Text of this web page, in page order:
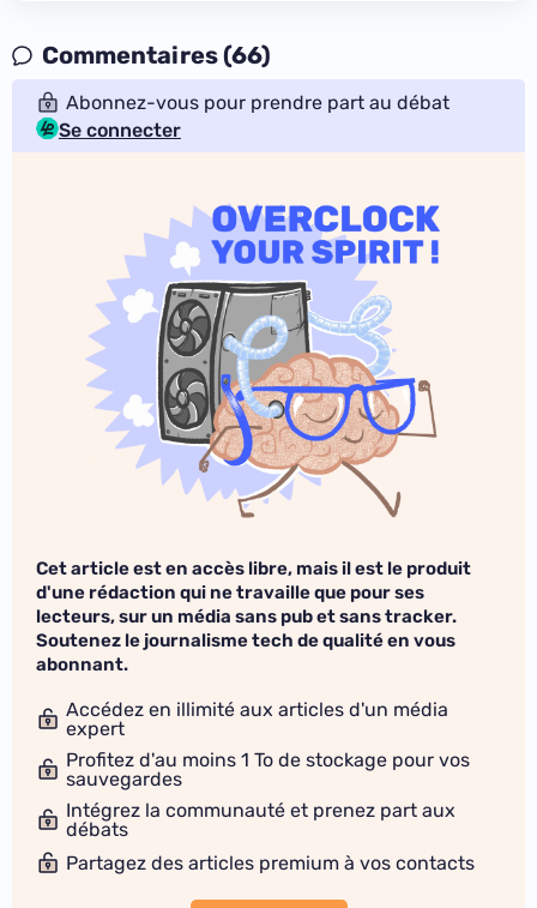
Commentaires (66)
Abonnez-vous pour prendre part au débat
Se connecter
Cet article est en accès libre, mais il est le produit
d'une rédaction qui ne travaille que pour ses
lecteurs, sur un média sans pub et sans tracker.
Soutenez le journalisme tech de qualité en vous
abonnant.
Accédez en illimité aux articles d'un média
expert
Profitez d'au moins 1 To de stockage pour vos
sauvegardes
Intégrez la communauté et prenez part aux
débats
Partagez des articles premium à vos contacts